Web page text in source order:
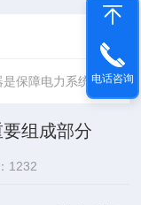
障电力系统安全的重要组成部分
组成部分
1232
电话咨询